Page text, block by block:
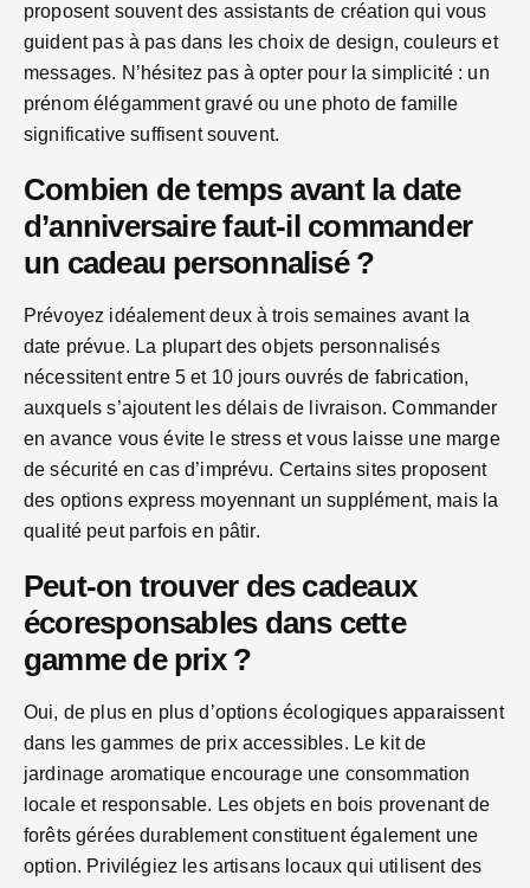
proposent souvent des assistants de création qui vous
guident pas à pas dans les choix de design, couleurs et
messages. N’hésitez pas à opter pour la simplicité : un
prénom élégamment gravé ou une photo de famille
significative suffisent souvent.
Combien de temps avant la date
d’anniversaire faut-il commander
un cadeau personnalisé ?
Prévoyez idéalement deux à trois semaines avant la
date prévue. La plupart des objets personnalisés
nécessitent entre 5 et 10 jours ouvrés de fabrication,
auxquels s’ajoutent les délais de livraison. Commander
en avance vous évite le stress et vous laisse une marge
de sécurité en cas d’imprévu. Certains sites proposent
des options express moyennant un supplément, mais la
qualité peut parfois en pâtir.
Peut-on trouver des cadeaux
écoresponsables dans cette
gamme de prix ?
Oui, de plus en plus d’options écologiques apparaissent
dans les gammes de prix accessibles. Le kit de
jardinage aromatique encourage une consommation
locale et responsable. Les objets en bois provenant de
forêts gérées durablement constituent également une
option. Privilégiez les artisans locaux qui utilisent des